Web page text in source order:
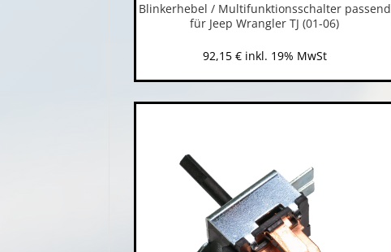
Blinkerhebel / Multifunktionsschalter passend
für Jeep Wrangler TJ (01-06)
92,15 € inkl. 19% MwSt